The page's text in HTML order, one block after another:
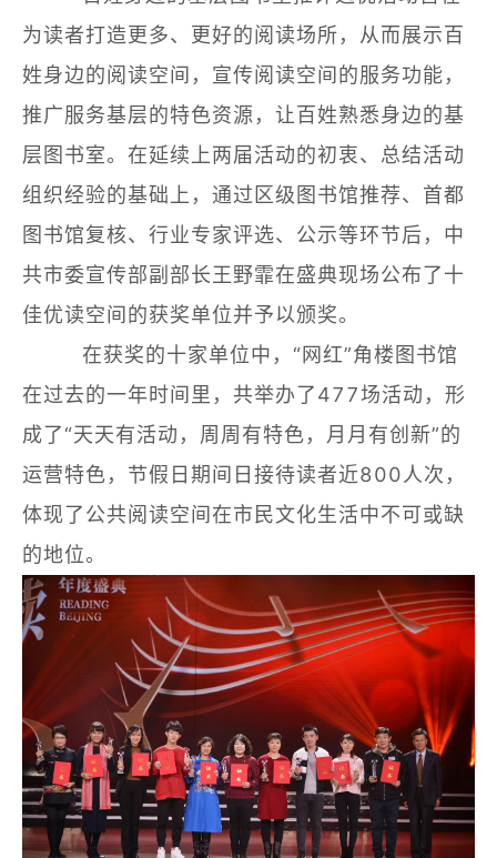
为读者打造更多、更好的阅读场所，从而展示百
姓身边的阅读空间，宣传阅读空间的服务功能，
推广服务基层的特色资源，让百姓熟悉身边的基
层图书室。在延续上两届活动的初衷、总结活动
组织经验的基础上，通过区级图书馆推荐、首都
图书馆复核、行业专家评选、公示等环节后，中
共市委宣传部副部长王野霏在盛典现场公布了十
佳优读空间的获奖单位并予以颁奖。
在获奖的十家单位中，“网红”角楼图书馆
在过去的一年时间里，共举办了477场活动，形
成了“天天有活动，周周有特色，月月有创新”的
运营特色，节假日期间日接待读者近800人次，
体现了公共阅读空间在市民文化生活中不可或缺
的地位。